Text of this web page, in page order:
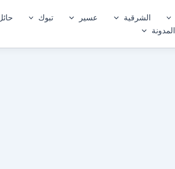
الشرقية عسير تبوك
المدونة